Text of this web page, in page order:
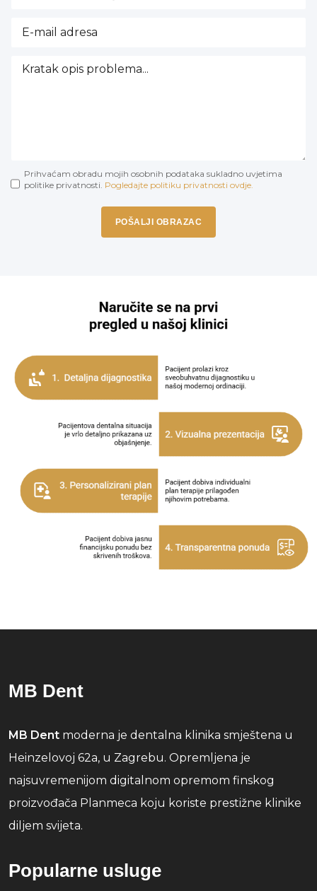
Prihvaćam obradu mojih osobnih podataka sukladno uvjetima
politike privatnosti. Pogledajte politiku privatnosti ovdje.
MB Dent
MB Dent moderna je dentalna klinika smještena u
Heinzelovoj 62a, u Zagrebu. Opremljena je
najsuvremenijom digitalnom opremom finskog
proizvođača Planmeca koju koriste prestižne klinike
diljem svijeta.
Popularne usluge